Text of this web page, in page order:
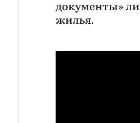
документы»
жилья.